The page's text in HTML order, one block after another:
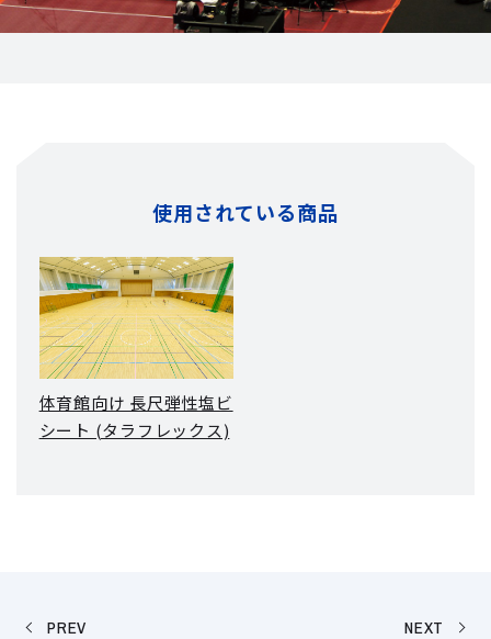
使用されている商品
体育館向け 長尺弾性塩ビ
シート (タラフレックス)
PREV NEXT